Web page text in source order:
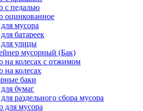
с педалью
оцинкованное
мусора
батареек
улицы
мусорный (Бак)
на колесах с отжимом
на колесах
баки
бумаг
раздельного сбора мусора
для мусора